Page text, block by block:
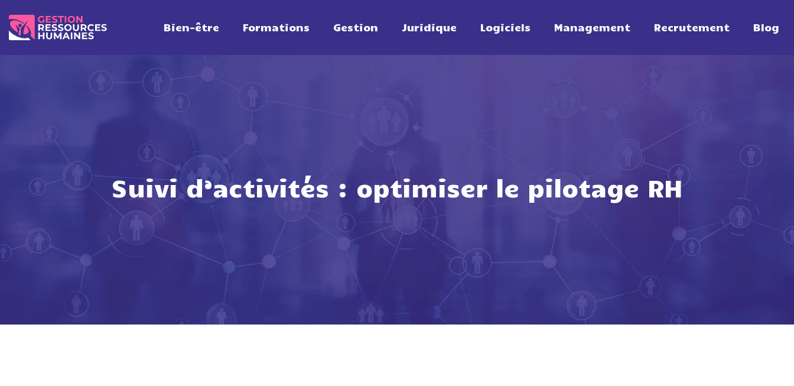
Bien-être Formations Gestion Juridique Logiciels Management Recrutement Blog
Suivi d’activités : optimiser le pilotage RH